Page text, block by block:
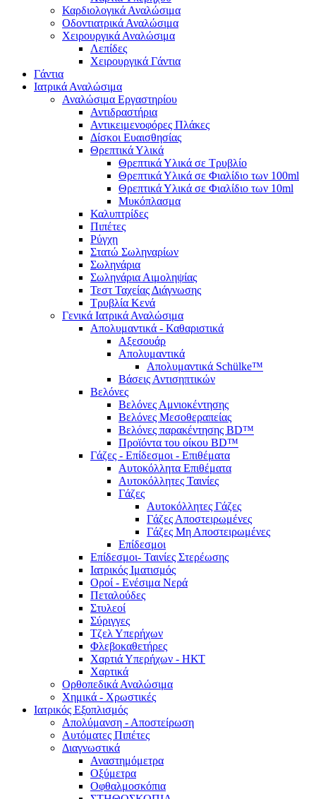
Καρδιολογικά Αναλώσιμα
Οδοντιατρικά Αναλώσιμα
Χειρουργικά Αναλώσιμα
Λεπίδες
Χειρουργικά Γάντια
Γάντια
Ιατρικά Αναλώσιμα
Αναλώσιμα Εργαστηρίου
Αντιδραστήρια
Αντικειμενοφόρες Πλάκες
Δίσκοι Ευαισθησίας
Θρεπτικά Υλικά
Θρεπτικά Υλικά σε Τρυβλίο
Θρεπτικά Υλικά σε Φιαλίδιο των 100ml
Θρεπτικά Υλικά σε Φιαλίδιο των 10ml
Μυκόπλασμα
Καλυπτρίδες
Πιπέτες
Ρύγχη
Στατώ Σωληναρίων
Σωληνάρια
Σωληνάρια Αιμοληψίας
Τεστ Ταχείας Διάγνωσης
Τρυβλία Κενά
Γενικά Ιατρικά Αναλώσιμα
Απολυμαντικά - Καθαριστικά
Αξεσουάρ
Απολυμαντικά
Απολυμαντικά Schülke™
Βάσεις Αντισηπτικών
Βελόνες
Βελόνες Αμνιοκέντησης
Βελόνες Μεσοθεραπείας
Βελόνες παρακέντησης BD™
Προϊόντα του οίκου BD™
Γάζες - Επίδεσμοι - Επιθέματα
Αυτοκόλλητα Επιθέματα
Αυτοκόλλητες Ταινίες
Γάζες
Αυτοκόλλητες Γάζες
Γάζες Αποστειρωμένες
Γάζες Μη Αποστειρωμένες
Επίδεσμοι
Επίδεσμοι- Ταινίες Στερέωσης
Ιατρικός Ιματισμός
Οροί - Ενέσιμα Νερά
Πεταλούδες
Στυλεοί
Σύριγγες
Τζελ Υπερήχων
Φλεβοκαθετήρες
Χαρτιά Υπερήχων - ΗΚΤ
Χαρτικά
Ορθοπεδικά Αναλώσιμα
Χημικά - Χρωστικές
Ιατρικός Εξοπλισμός
Απολύμανση - Αποστείρωση
Αυτόματες Πιπέτες
Διαγνωστικά
Αναστημόμετρα
Οξύμετρα
Οφθαλμοσκόπια